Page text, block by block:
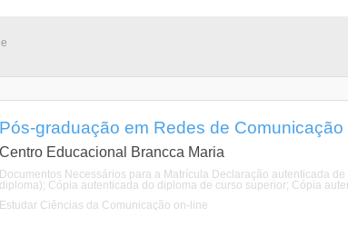
Pós-graduação em Redes de Comunicação
Centro Educacional Brancca Maria
Documentos Necessários para a Matrícula Declaração autenticada
diploma); Cópia autenticada do diploma de curso superior; Cópia
Estudar Ciências da Comunicação on-line